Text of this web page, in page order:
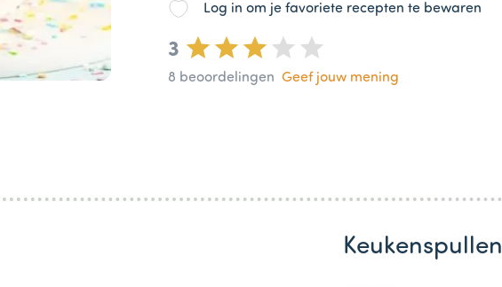
Log in om je favoriete recepten te bewaren
3
8 beoordelingen Geef jouw mening
Keukenspullen